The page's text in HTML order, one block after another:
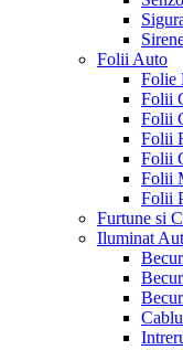
Folii Auto
Folie
Folii
Folii
Folii
Folii
Folii
Folii
Furtune si
Iluminat